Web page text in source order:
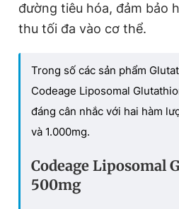
đường tiêu hóa, đảm bảo
thu tối đa vào cơ thể.
Trong số các sản phẩm
Codeage Liposomal
đáng cân nhắc với hai hàm
và 1.000mg.
Codeage Liposomal
500mg